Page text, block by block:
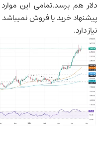
دلار هم برسد.تمامی این
پیشنهاد خرید یا فروش نمیباشد
نیاز دارد.